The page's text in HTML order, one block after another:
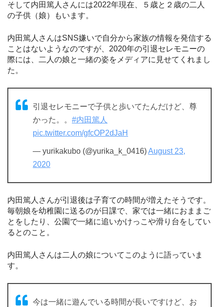
そして内田篤人さんには2022年現在、５歳と２歳の二人
の子供（娘）もいます。
内田篤人さんはSNS嫌いで自分から家族の情報を発信する
ことはないようなのですが、2020年の引退セレモニーの
際には、二人の娘と一緒の姿をメディアに見せてくれまし
た。
引退セレモニーで子供と歩いてたんだけど、尊
かった。。 #内田篤人
pic.twitter.com/gfcOP2dJaH
— yurikakubo (@yurika_k_0416)August 23,
2020
内田篤人さんが引退後は子育ての時間が増えたそうです。
毎朝娘を幼稚園に送るのが日課で、家では一緒におままご
とをしたり、公園で一緒に追いかけっこや滑り台をしてい
るとのこと。
内田篤人さんは二人の娘についてこのように語っていま
す。
今は一緒に遊んでいる時間が長いですけど、お